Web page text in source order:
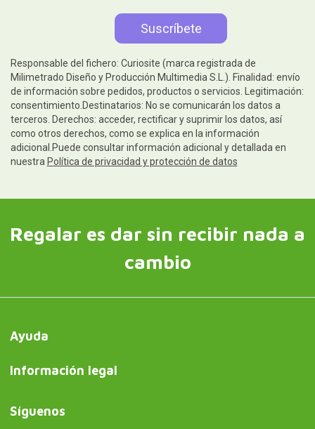
Responsable del fichero: Curiosite (marca registrada de
Milimetrado Diseño y Producción Multimedia S.L.). Finalidad: envío
de información sobre pedidos, productos o servicios. Legitimación:
consentimiento.Destinatarios: No se comunicarán los datos a
terceros. Derechos: acceder, rectificar y suprimir los datos, así
como otros derechos, como se explica en la información
adicional.Puede consultar información adicional y detallada en
nuestra Política de privacidad y protección de datos
Regalar es dar sin recibir nada a
cambio
Ayuda
Información legal
Síguenos